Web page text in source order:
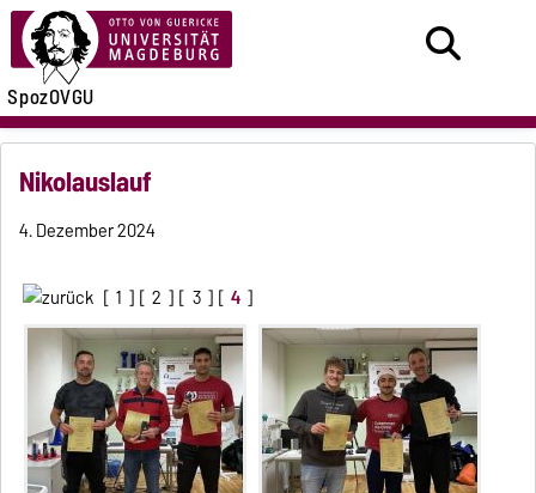
SpozOVGU
Nikolauslauf
4. Dezember 2024
[ 1 ] [ 2 ] [ 3 ] [ 4 ]